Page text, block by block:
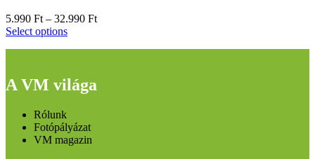
5.990 Ft – 32.990 Ft
Select options
A VM világa
Rólunk
Fotópályázat
VM magazin